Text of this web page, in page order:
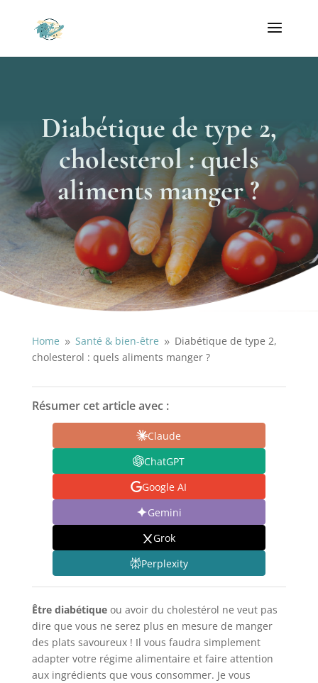
Diabétique de type 2,
cholesterol : quels
aliments manger ?
Home 9 Santé & bien-être 9 Diabétique de type 2,
cholesterol : quels aliments manger ?
Résumer cet article avec :
Claude
ChatGPT
Google AI
Gemini
Grok
Perplexity
Être diabétiqueou avoir du cholestérol ne veut pas
dire que vous ne serez plus en mesure de manger
des plats savoureux ! Il vous faudra simplement
adapter votre régime alimentaire et faire attention
aux ingrédients que vous consommer. Je vous